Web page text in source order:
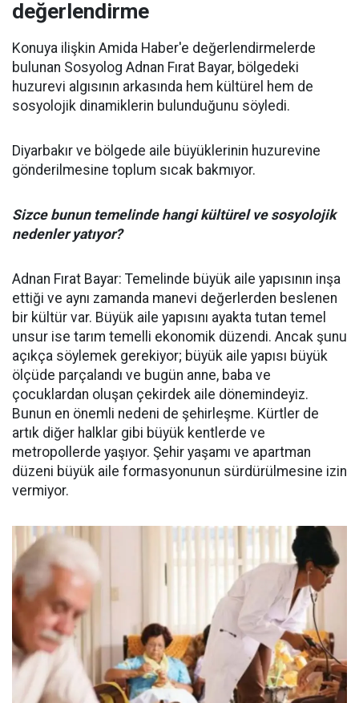
değerlendirme
Konuya ilişkin Amida Haber'e değerlendirmelerde
bulunan Sosyolog Adnan Fırat Bayar, bölgedeki
huzurevi algısının arkasında hem kültürel hem de
sosyolojik dinamiklerin bulunduğunu söyledi.
Diyarbakır ve bölgede aile büyüklerinin huzurevine
gönderilmesine toplum sıcak bakmıyor.
Sizce bunun temelinde hangi kültürel ve sosyolojik
nedenler yatıyor?
Adnan Fırat Bayar: Temelinde büyük aile yapısının inşa
ettiği ve aynı zamanda manevi değerlerden beslenen
bir kültür var. Büyük aile yapısını ayakta tutan temel
unsur ise tarım temelli ekonomik düzendi. Ancak şunu
açıkça söylemek gerekiyor; büyük aile yapısı büyük
ölçüde parçalandı ve bugün anne, baba ve
çocuklardan oluşan çekirdek aile dönemindeyiz.
Bunun en önemli nedeni de şehirleşme. Kürtler de
artık diğer halklar gibi büyük kentlerde ve
metropollerde yaşıyor. Şehir yaşamı ve apartman
düzeni büyük aile formasyonunun sürdürülmesine izin
vermiyor.